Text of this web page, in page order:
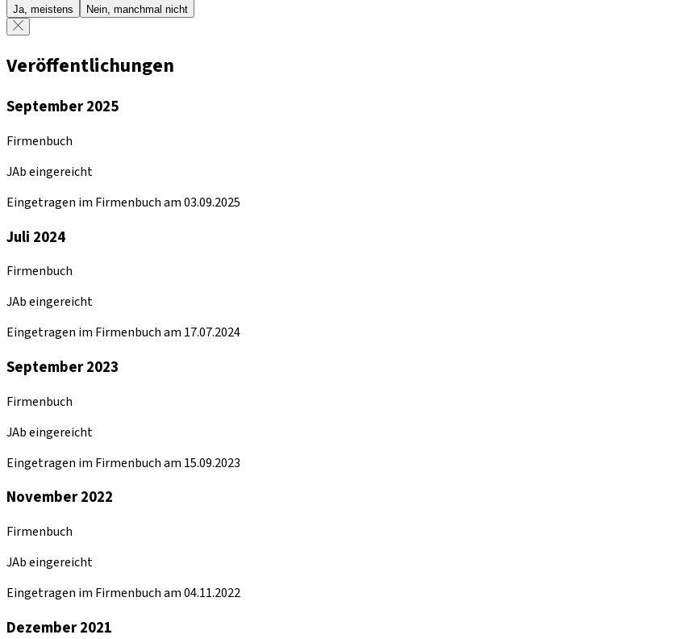
Ja, meistens Nein, manchmal nicht
Veröffentlichungen
September 2025
Firmenbuch
JAb eingereicht
Eingetragen im Firmenbuch am 03.09.2025
Juli 2024
Firmenbuch
JAb eingereicht
Eingetragen im Firmenbuch am 17.07.2024
September 2023
Firmenbuch
JAb eingereicht
Eingetragen im Firmenbuch am 15.09.2023
November 2022
Firmenbuch
JAb eingereicht
Eingetragen im Firmenbuch am 04.11.2022
Dezember 2021